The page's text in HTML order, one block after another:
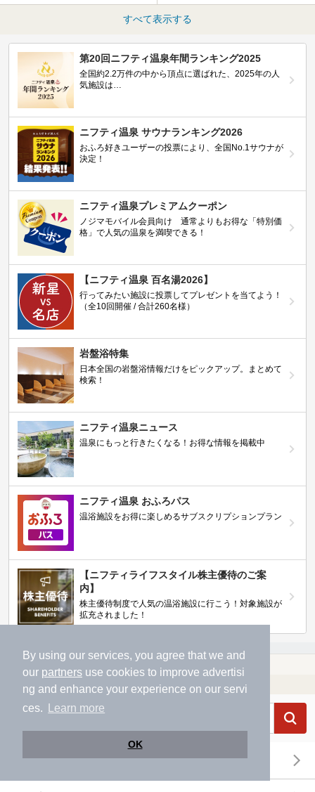
By using our services, you agree that we and
our partners use cookies to improve advertisi
ng and enhance your experience on our servi
ces.
Learn more
OK
すべて表示する
第20回ニフティ温泉年間ランキング2025
全国約2.2万件の中から頂点に選ばれた、2025年の人
気施設は…
ニフティ温泉 サウナランキング2026
おふろ好きユーザーの投票により、全国No.1サウナが
決定！
ニフティ温泉プレミアムクーポン
ノジマモバイル会員向け 通常よりもお得な「特別価
格」で人気の温泉を満喫できる！
【ニフティ温泉 百名湯2026】
行ってみたい施設に投票してプレゼントを当てよう！
（全10回開催 / 合計260名様）
岩盤浴特集
日本全国の岩盤浴情報だけをピックアップ。まとめて
検索！
ニフティ温泉ニュース
温泉にもっと行きたくなる！お得な情報を掲載中
ニフティ温泉 おふろパス
温浴施設をお得に楽しめるサブスクリプションプラン
【ニフティライフスタイル株主優待のご案
内】
株主優待制度で人気の温浴施設に行こう！対象施設が
拡充されました！
温泉TOP 北陸・甲信越 石川県
温浴施設を探す
エリアから探す